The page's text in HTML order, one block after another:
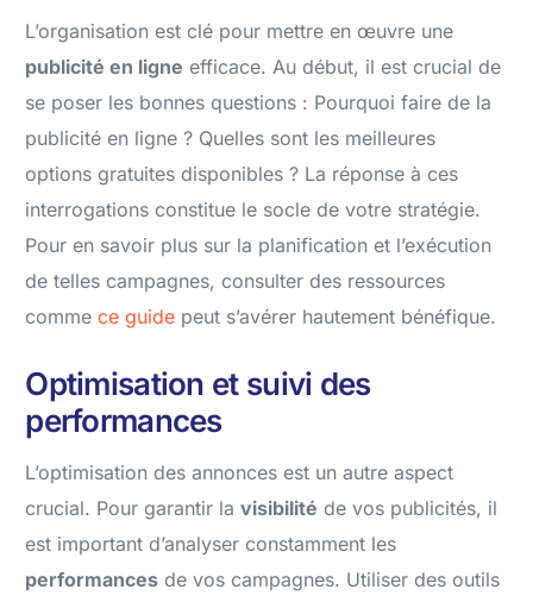
L’organisation est clé pour mettre en œuvre une
publicité en ligne efficace. Au début, il est crucial de
se poser les bonnes questions : Pourquoi faire de la
publicité en ligne ? Quelles sont les meilleures
options gratuites disponibles ? La réponse à ces
interrogations constitue le socle de votre stratégie.
Pour en savoir plus sur la planification et l’exécution
de telles campagnes, consulter des ressources
commece guide peut s’avérer hautement bénéfique.
Optimisation et suivi des
performances
L’optimisation des annonces est un autre aspect
crucial. Pour garantir lavisibilité de vos publicités, il
est important d’analyser constamment les
performances de vos campagnes. Utiliser des outils